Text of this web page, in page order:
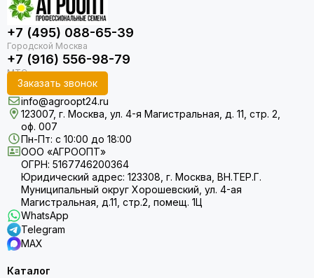
+7 (495) 088-65-39
+7 (916) 556-98-79
Заказать звонок
info@agroopt24.ru
123007, г. Москва, ул. 4-я Магистральная, д. 11, стр. 2,
оф. 007
Пн-Пт: с 10:00 до 18:00
ООО «АГРООПТ»
ОГРН: 5167746200364
Юридический адрес: 123308, г. Москва, ВН.ТЕР.Г.
Муниципальный округ Хорошевский, ул. 4-ая
Магистральная, д.11, стр.2, помещ. 1Ц
WhatsApp
Telegram
MAX
Каталог